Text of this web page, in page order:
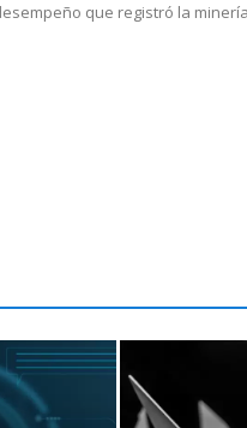
que registró la